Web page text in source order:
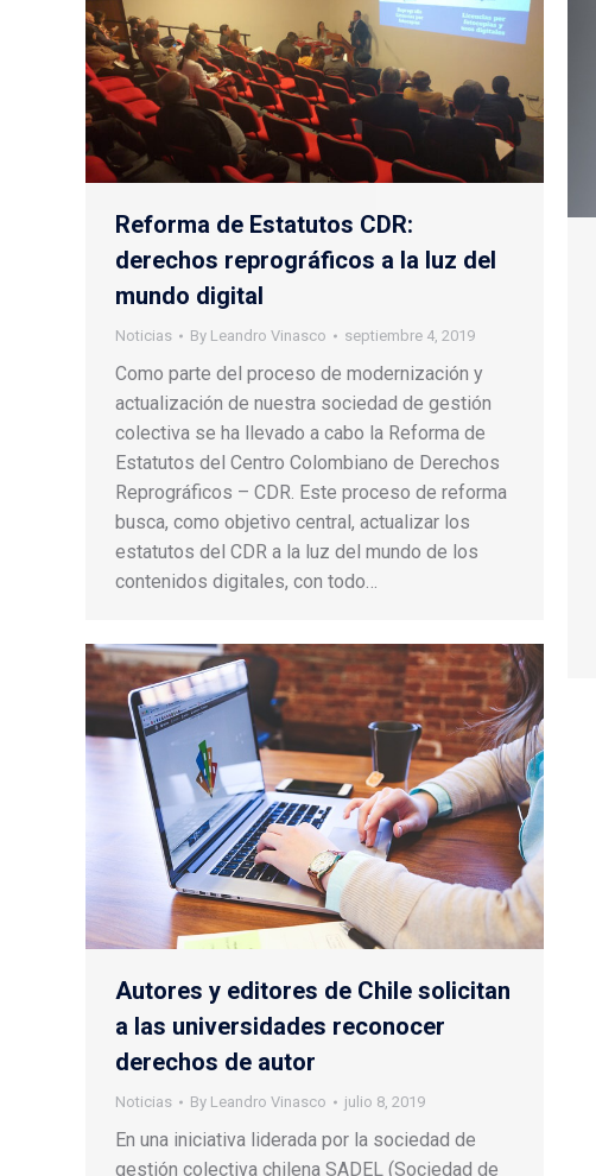
Reforma de Estatutos CDR:
derechos reprográficos a la luz del
mundo digital
Noticias By Leandro Vinasco septiembre 4, 2019
Como parte del proceso de modernización y
actualización de nuestra sociedad de gestión
colectiva se ha llevado a cabo la Reforma de
Estatutos del Centro Colombiano de Derechos
Reprográficos – CDR. Este proceso de reforma
busca, como objetivo central, actualizar los
estatutos del CDR a la luz del mundo de los
contenidos digitales, con todo…
Autores y editores de Chile solicitan
a las universidades reconocer
derechos de autor
Noticias By Leandro Vinasco julio 8, 2019
En una iniciativa liderada por la sociedad de
gestión colectiva chilena SADEL (Sociedad de